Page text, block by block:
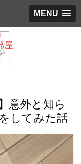
MENU
屋
意外と知ら
してみた話